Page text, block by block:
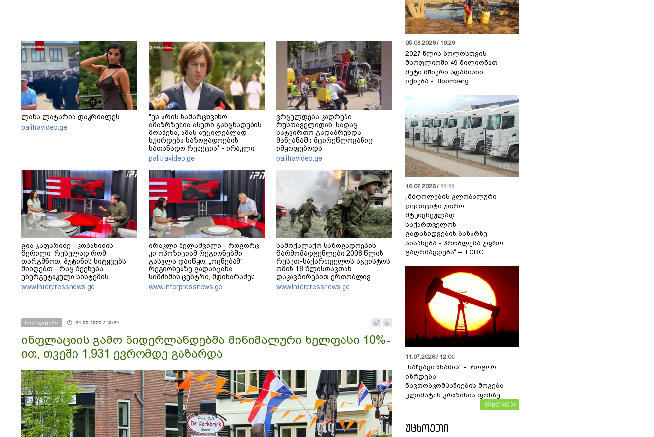
ლანა ლატარია დაკრძალეს
palitravideo.ge
"ეს არის სამარცხვინო,
ამაზრზენია ასეთი განცხადების
მოსმენა, ამას აუცილებლად
სჭირდება საზოგადოების
სათანადო რეაქცია" - ირაკლი
კობახიძე
palitravideo.ge
ვრცელდება კადრები
რუსთაველიდან, სადაც
სატვირთო გადაბრუნდა -
მანქანაში მცირეწლოვანიც
იმყოფებოდა
palitravideo.ge
გია ჯაფარიძე - კობახიძის
წერილი რუსულად რომ
თარგმნოთ, პუტინის სიტყვებს
მიიღებთ - რაც შეეხება
ენერგეტიკული სისტემის
პრობლემას, ნამდვილად
ვაპირებ მოვიმარაგო არა
www.interpressnews.ge
ირაკლი მელაშვილი - როგორც
კი ოპოზიციამ რეგიონებში
გასვლა დაიწყო, „ოცნებამ“
რეგიონებზე გადაიტანა
სიმძიმის ცენტრი, მდინარაძეს
პოლიტიკური ფუნქცია ექნება:
არჩევნებისთვის მოამზადოს
www.interpressnews.ge
სამოქალაქო საზოგადოების
წარმომადგენლები 2008 წლის
რუსეთ-საქართველოს აგვისტოს
ომის 18 წლისთავთან
დაკავშირებით ერთობლივ
განცხადებას ავრცელებენ
www.interpressnews.ge
სიახლეები 24.09.2022 / 13:24
ინფლაციის გამო ნიდერლანდებმა მინიმალური ხელფასი 10%-
ით, თვეში 1,931 ევრომდე გაზარდა
05.08.2026 / 19:29
2027 წლის ბოლოსთვის
მსოფლიოში 49 მილიონით
მეტი მშიერი ადამიანი
იქნება - Bloomberg
16.07.2026 / 11:11
„მძღოლების გლობალური
დეფიციტი უფრო
მტკივნეულად
საქართველოს
გადაზიდვების ბაზარზე
აისახება - პრობლემა უფრო
გაღრმავდება“ – TCRC
11.07.2026 / 12:00
„საწვავი შხამია“ - როგორ
იზრდება
ნავთობკომპანიების მოგება
კლიმატის კრიზისის ფონზე
ვრცლად
ᲣᲪᲮᲝᲔᲗᲘ